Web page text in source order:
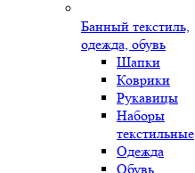
Банный текстиль,
одежда, обувь
Шапки
Коврики
Рукавицы
Наборы
текстильные
Одежда
Обувь